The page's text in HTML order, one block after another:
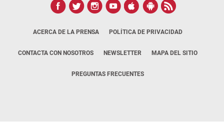
ACERCA DE LA PRENSA POLÍTICA DE PRIVACIDAD
CONTACTA CON NOSOTROS NEWSLETTER MAPA DEL SITIO
PREGUNTAS FRECUENTES